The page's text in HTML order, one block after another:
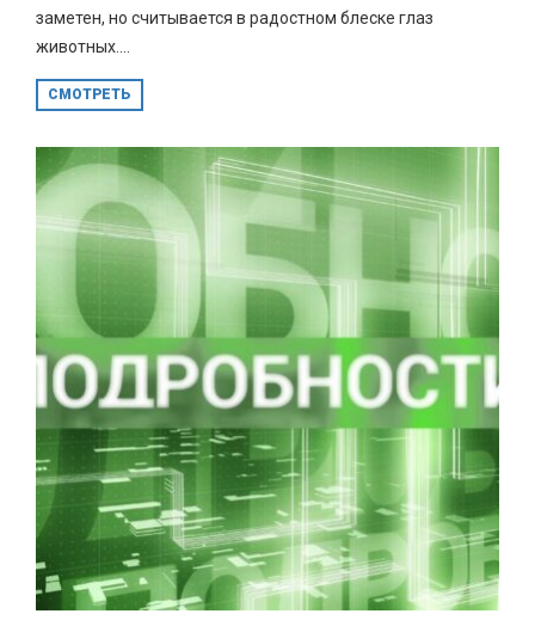
заметен, но считывается в радостном блеске глаз
животных....
СМОТРЕТЬ